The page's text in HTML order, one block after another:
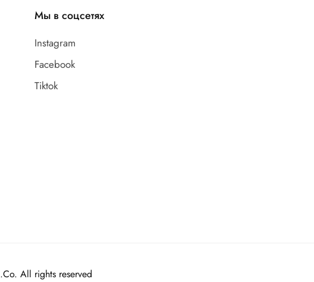
Мы в соцсетях
Instagram
Facebook
Tiktok
All rights reserved